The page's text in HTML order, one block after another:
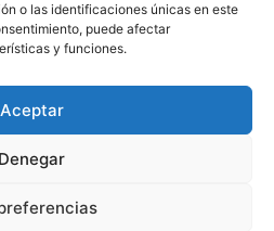
o las identificaciones únicas en este
puede afectar
y funciones.
Aceptar
Denegar